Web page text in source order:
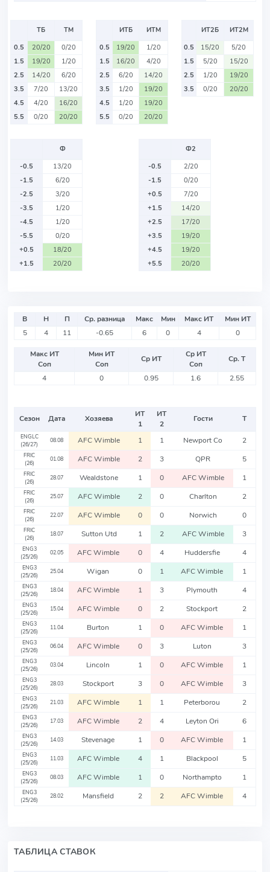
ТБ
ТМ
0.5
20/20
0/20
1.5
19/20
1/20
2.5
14/20
6/20
3.5
7/20
13/20
4.5
4/20
16/20
5.5
0/20 20/20
ИТБ
ИТМ
0.5
19/20
1/20
1.5
16/20
4/20
2.5
6/20
14/20
3.5
1/20
19/20
4.5
1/20
19/20
5.5
0/20 20/20
ИТ2Б
ИТ2М
0.5
15/20
5/20
1.5
5/20
15/20
2.5
1/20
19/20
3.5
0/20 20/20
Ф
-0.5
13/20
-1.5
6/20
-2.5
3/20
-3.5
1/20
-4.5
1/20
-5.5
0/20
+0.5
18/20
+1.5
20/20
Ф2
-0.5
2/20
-1.5
0/20
+0.5
7/20
+1.5
14/20
+2.5
17/20
+3.5
19/20
+4.5
19/20
+5.5
20/20
В Н П Ср. разница Макс Мин Макс ИТ
Мин ИТ
5
4 11 -0.65 6 0 4 0
Макс ИТ
Соп
Мин ИТ
Соп
Ср ИТ
Ср ИТ
Соп
Ср. Т
4
0 0.95 1.6 2.55
Сезон Дата Хозяева
ИТ
1
ИТ
2
Гости Т
ENGLC
(26/27)
08.08 AFC Wimble 1 1 Newport Co 2
FRIC
(26)
01.08 AFC Wimble 2 3 QPR 5
FRIC
(26)
28.07 Wealdstone 1 0 AFC Wimble 1
FRIC
(26)
25.07 AFC Wimble 2 0 Charlton 2
FRIC
(26)
22.07 AFC Wimble 0 0 Norwich 0
FRIC
(26)
18.07 Sutton Utd 1 2 AFC Wimble 3
ENG3
(25/26)
02.05 AFC Wimble 0 4 Huddersfie 4
ENG3
(25/26)
25.04 Wigan 0 1 AFC Wimble 1
ENG3
(25/26)
18.04 AFC Wimble 1 3 Plymouth 4
ENG3
(25/26)
15.04 AFC Wimble 0 2 Stockport 2
ENG3
(25/26)
11.04 Burton 1 0 AFC Wimble 1
ENG3
(25/26)
06.04 AFC Wimble 0 3 Luton 3
ENG3
(25/26)
03.04 Lincoln 1 0 AFC Wimble 1
ENG3
(25/26)
28.03 Stockport 3 0 AFC Wimble 3
ENG3
(25/26)
21.03 AFC Wimble 1 1 Peterborou 2
ENG3
(25/26)
17.03 AFC Wimble 2 4 Leyton Ori 6
ENG3
(25/26)
14.03 Stevenage 1 0 AFC Wimble 1
ENG3
(25/26)
11.03 AFC Wimble 4 1 Blackpool 5
ENG3
(25/26)
08.03 AFC Wimble 1 0 Northampto 1
ENG3
(25/26)
28.02 Mansfield 2 2 AFC Wimble 4
ТАБЛИЦА СТАВОК